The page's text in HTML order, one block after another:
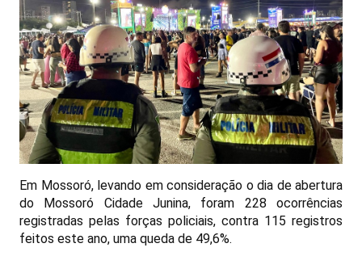
Em Mossoró, levando em consideração o dia de abertura
do Mossoró Cidade Junina, foram 228 ocorrências
registradas pelas forças policiais, contra 115 registros
feitos este ano, uma queda de 49,6%.